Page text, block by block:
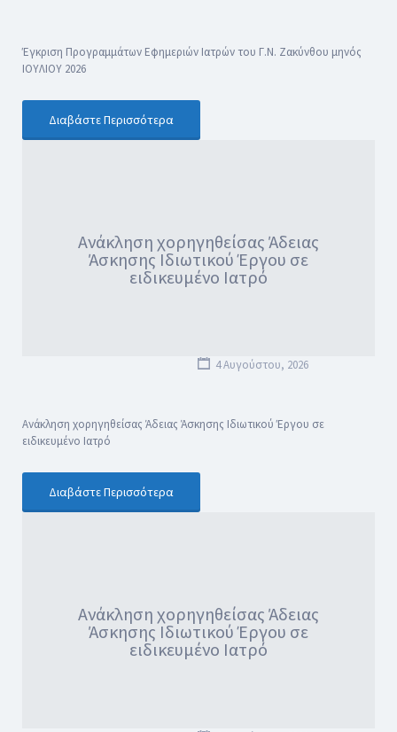
Έγκριση Προγραμμάτων Εφημεριών Ιατρών του Γ.Ν. Ζακύνθου μηνός
ΙΟΥΛΙΟΥ 2026
Διαβάστε Περισσότερα
Ανάκληση χορηγηθείσας Άδειας
Άσκησης Ιδιωτικού Έργου σε
ειδικευμένο Ιατρό
4 Αυγούστου, 2026
Ανάκληση χορηγηθείσας Άδειας Άσκησης Ιδιωτικού Έργου σε
ειδικευμένο Ιατρό
Διαβάστε Περισσότερα
Ανάκληση χορηγηθείσας Άδειας
Άσκησης Ιδιωτικού Έργου σε
ειδικευμένο Ιατρό